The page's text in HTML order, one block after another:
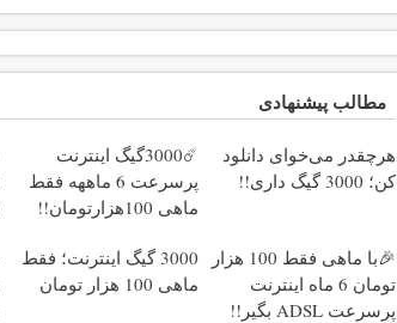
مطالب پیشنهادی
هرچقدر می‌خوای دانلود
کن؛ 3000 گیگ داری!!
☄️3000گیگ اینترنت
پرسرعت 6 ماههه فقط
ماهی 100هزارتومان!!
🎉با ماهی فقط 100 هزار
تومان 6 ماه اینترنت
پرسرعت ADSL بگیر!!
3000 گیگ اینترنت؛ فقط
ماهی 100 هزار تومان